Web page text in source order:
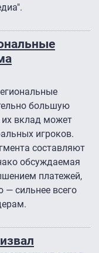
большую
вклад может
игроков.
составляют
обсуждаемая
платежей,
— сильнее всего